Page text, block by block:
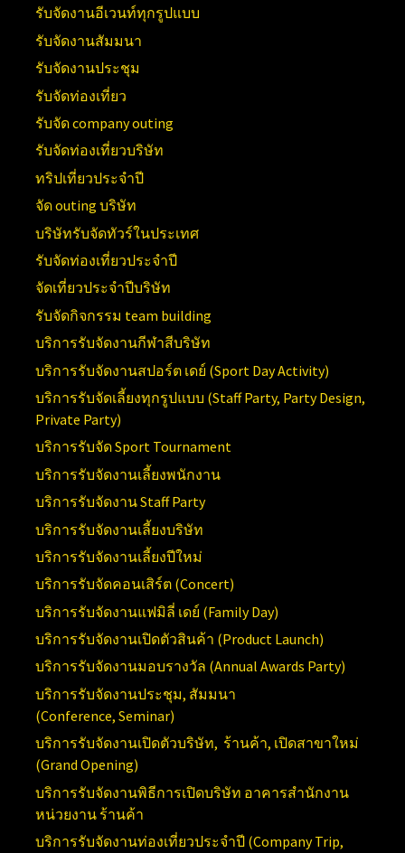
รับจัดงานอีเวนท์ทุกรูปแบบ
รับจัดงานสัมมนา
รับจัดงานประชุม
รับจัดท่องเที่ยว
รับจัด company outing
รับจัดท่องเที่ยวบริษัท
ทริปเที่ยวประจำปี
จัด outing บริษัท
บริษัทรับจัดทัวร์ในประเทศ
รับจัดท่องเที่ยวประจำปี
จัดเที่ยวประจำปีบริษัท
รับจัดกิจกรรม team building
บริการรับจัดงานกีฬาสีบริษัท
บริการรับจัดงานสปอร์ต เดย์ (Sport Day Activity)
บริการรับจัดเลี้ยงทุกรูปแบบ (Staff Party, Party Design,
Private Party)
บริการรับจัดSport Tournament
บริการรับจัดงานเลี้ยงพนักงาน
บริการรับจัดงานStaff Party
บริการรับจัดงานเลี้ยงบริษัท
บริการรับจัดงานเลี้ยงปีใหม่
บริการรับจัดคอนเสิร์ต (Concert)
บริการรับจัดงานแฟมิลี่ เดย์ (Family Day)
บริการรับจัดงานเปิดตัวสินค้า (Product Launch)
บริการรับจัดงานมอบรางวัล (AnnualAwards Party)
บริการรับจัดงานประชุม, สัมมนา
(Conference,Seminar)
บริการรับจัดงานเปิดตัวบริษัท, ร้านค้า, เปิดสาขาใหม่
(Grand Opening)
บริการรับจัดงานพิธีการเปิดบริษัท อาคารสำนักงาน
หน่วยงาน ร้านค้า
บริการรับจัดงานท่องเที่ยวประจำปี (Company Trip,